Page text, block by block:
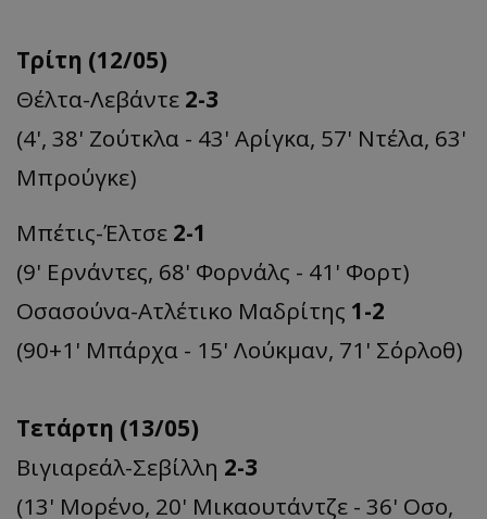
Τρίτη (12/05)
Θέλτα-Λεβάντε 2-3
(4', 38' Ζούτκλα - 43' Αρίγκα, 57' Ντέλα, 63'
Μπρούγκε)
Μπέτις-Έλτσε 2-1
(9' Ερνάντες, 68' Φορνάλς - 41' Φορτ)
Οσασούνα-Ατλέτικο Μαδρίτης 1-2
(90+1' Μπάρχα - 15' Λούκμαν, 71' Σόρλοθ)
Τετάρτη (13/05)
Βιγιαρεάλ-Σεβίλλη 2-3
(13' Μορένο, 20' Μικαουτάντζε - 36' Οσο,